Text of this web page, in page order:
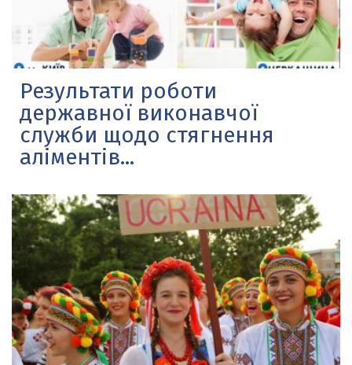
Результати роботи
державної виконавчої
служби щодо стягнення
аліментів...